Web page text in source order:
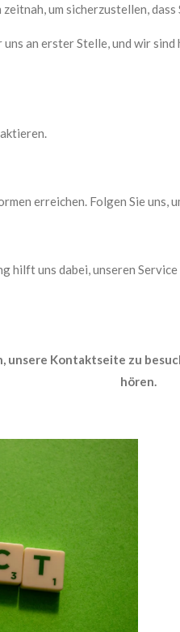
um sicherzustellen,
an erster Stelle, und wir sind
erreichen. Folgen Sie uns,
hilft uns dabei, unseren
unsere Kontaktseite zu
hören.